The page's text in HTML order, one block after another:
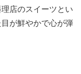
店のスイーツとい
が鮮やかで心が弾